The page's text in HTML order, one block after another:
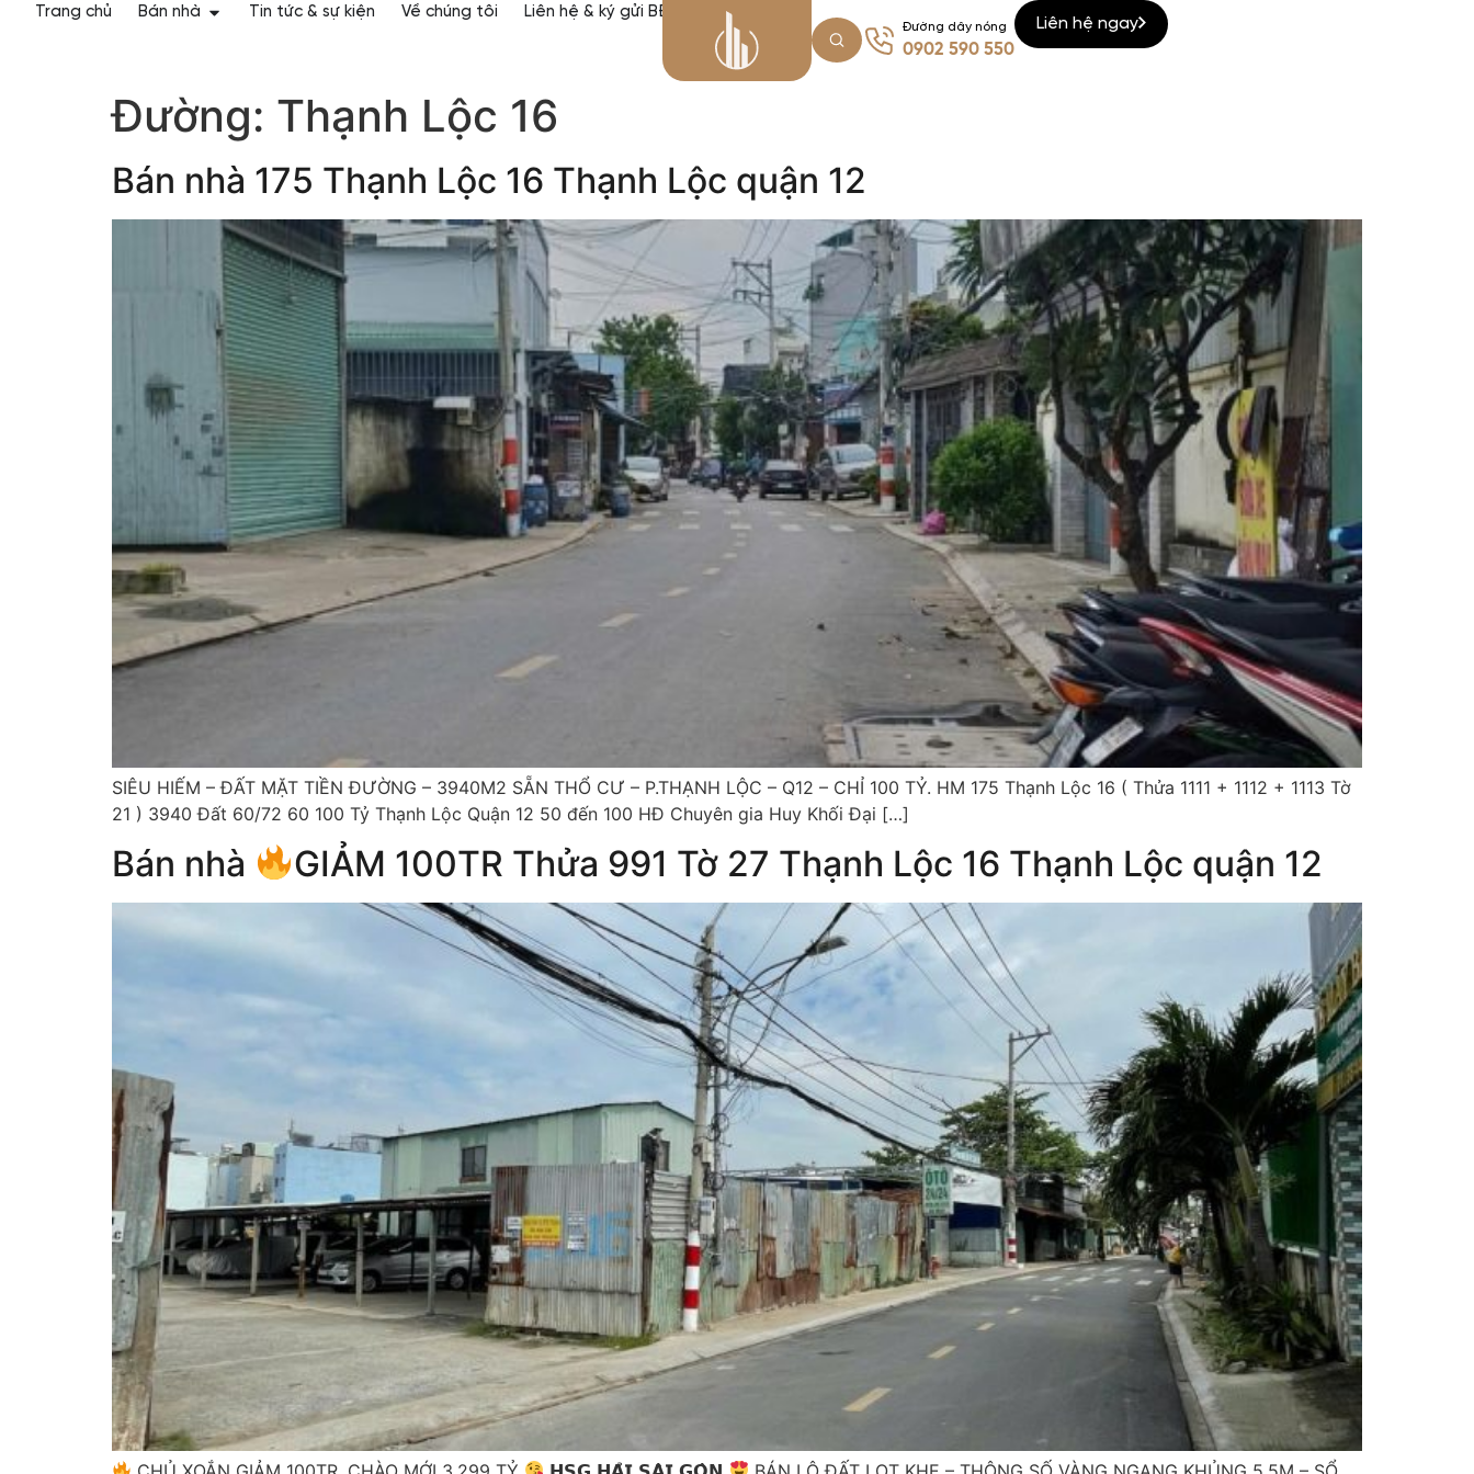
Trang chủ Bán nhà Tin tức & sự kiện Về chúng tôi Liên hệ & ký gửi BĐS
Đường dây nóng
0902 590 550
Liên hệ ngay
Đường: Thạnh Lộc 16
Bán nhà 175 Thạnh Lộc 16 Thạnh Lộc quận 12
SIÊU HIẾM – ĐẤT MẶT TIỀN ĐƯỜNG – 3940M2 SẴN THỔ CƯ – P.THẠNH LỘC – Q12 – CHỈ 100 TỶ. HM 175 Thạnh Lộc 16 ( Thửa 1111 + 1112 + 1113 Tờ
21 ) 3940 Đất 60/72 60 100 Tỷ Thạnh Lộc Quận 12 50 đến 100 HĐ Chuyên gia Huy Khối Đại […]
Bán nhà GIẢM 100TR Thửa 991 Tờ 27 Thạnh Lộc 16 Thạnh Lộc quận 12